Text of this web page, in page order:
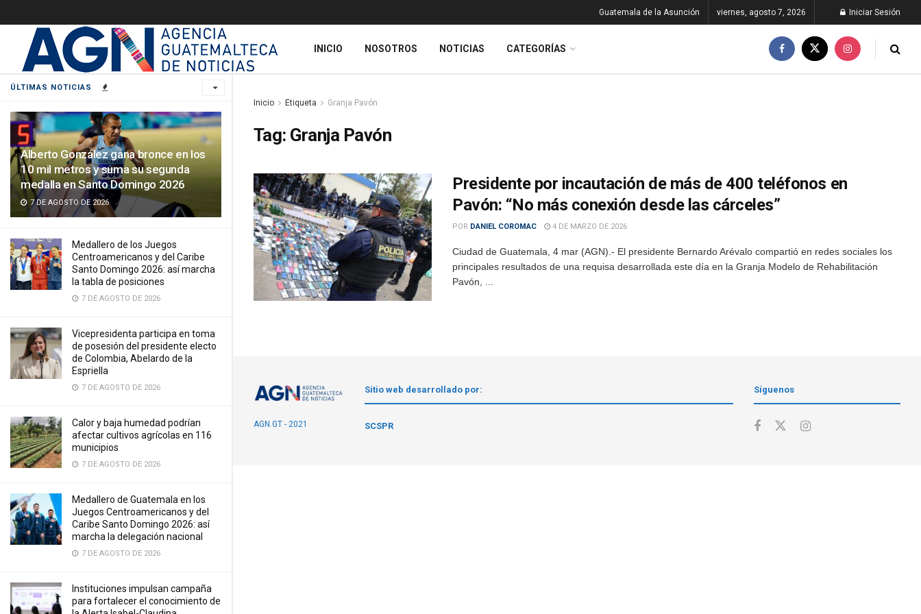
ÚLTIMAS NOTICIAS
Alberto González gana bronce en los
10 mil metros y suma su segunda
medalla en Santo Domingo 2026
7 DE AGOSTO DE 2026
Medallero de los Juegos
Centroamericanos y del Caribe
Santo Domingo 2026: así marcha
la tabla de posiciones
7 DE AGOSTO DE 2026
Vicepresidenta participa en toma
de posesión del presidente electo
de Colombia, Abelardo de la
Espriella
7 DE AGOSTO DE 2026
Calor y baja humedad podrían
afectar cultivos agrícolas en 116
municipios
7 DE AGOSTO DE 2026
Medallero de Guatemala en los
Juegos Centroamericanos y del
Caribe Santo Domingo 2026: así
marcha la delegación nacional
7 DE AGOSTO DE 2026
Instituciones impulsan campaña
para fortalecer el conocimiento de
Guatemala de la Asunción viernes, agosto 7, 2026 Iniciar Sesión
INICIO NOSOTROS NOTICIAS CATEGORÍAS
Inicio Etiqueta Granja Pavón
Tag: Granja Pavón
Presidente por incautación de más de 400 teléfonos en
Pavón: “No más conexión desde las cárceles”
POR DANIEL COROMAC 4 DE MARZO DE 2026
Ciudad de Guatemala, 4 mar (AGN).- El presidente Bernardo Arévalo compartió en redes sociales los
principales resultados de una requisa desarrollada este día en la Granja Modelo de Rehabilitación
Pavón, ...
AGN.GT - 2021
Sitio web desarrollado por:
SCSPR
Síguenos